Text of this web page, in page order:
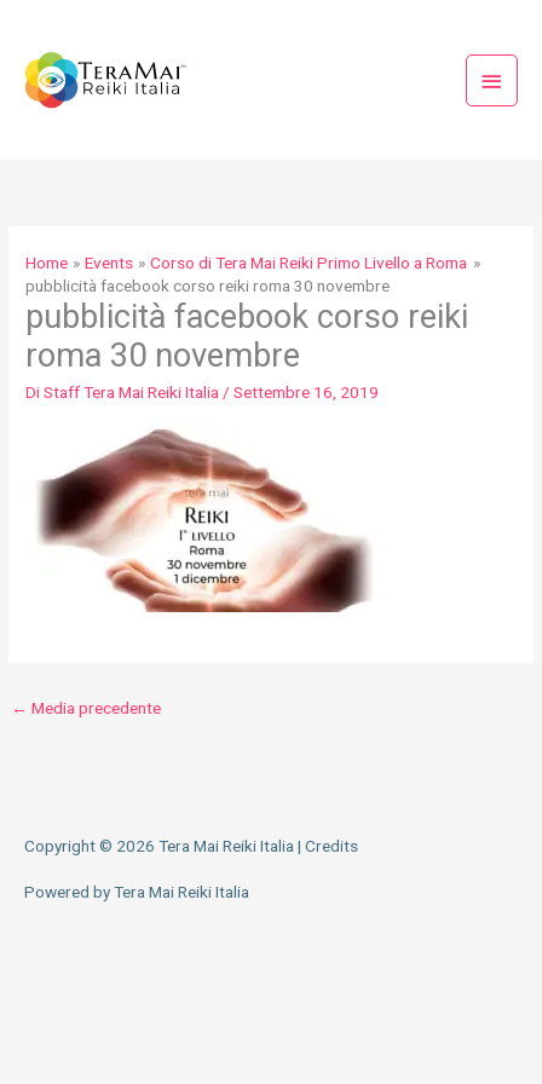
contenuto
Home Events
Corso di Tera Mai Reiki Primo Livello a Roma
pubblicità facebook corso reiki roma 30 novembre
pubblicità facebook corso reiki
roma 30 novembre
DiStaff Tera Mai Reiki Italia /Settembre 16, 2019
← Media precedente
Copyright © 2026 Tera Mai Reiki Italia | Credits
Powered byTera Mai Reiki Italia